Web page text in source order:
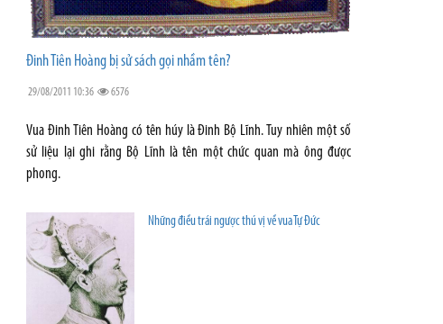
Đinh Tiên Hoàng bị sử sách gọi nhầm tên?
29/08/2011 10:36 6576
Vua Đinh Tiên Hoàng có tên húy là Đinh Bộ Lĩnh. Tuy nhiên một số
sử liệu lại ghi rằng Bộ Lĩnh là tên một chức quan mà ông được
phong.
Những điều trái ngược thú vị về vua Tự Đức